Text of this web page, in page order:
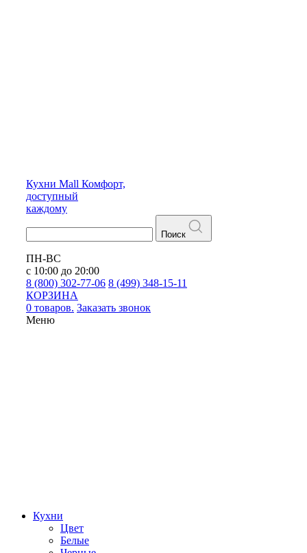
Кухни Mall Комфорт,
доступный
каждому
Поиск
ПН-ВС
с 10:00 до 20:00
8 (800) 302-77-06 8 (499) 348-15-11
КОРЗИНА
0 товаров. Заказать звонок
Меню
Кухни
Цвет
Белые